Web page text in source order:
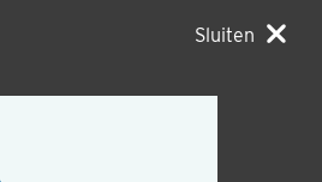
Sluiten